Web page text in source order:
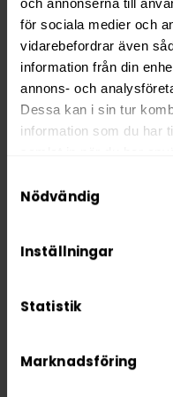
för sociala medier och
vidarebefordrar även
information från din
annons- och
Dessa kan i sin tur
information som du har
We work with
Nödvändig
Inställningar
Statistik
Marknadsföring
Nikotin per portion
Nikotin per dosa
Vikt per dosa
Portioner per dosa
Vikt per portion
Tillverkare